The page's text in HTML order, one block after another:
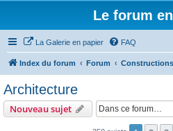
Le forum
La Galerie en papier FAQ
Index du forum Forum
Architecture
Nouveau sujet